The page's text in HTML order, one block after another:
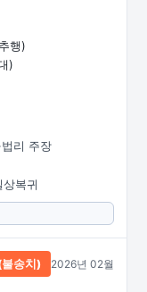
행)
)
리 주장
복귀
송치) 2026년 02월